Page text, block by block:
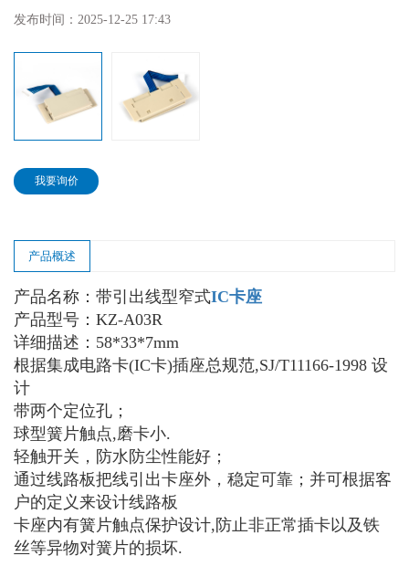
发布时间： 2025-12-25 17:43
我要询价
产品概述
产品名称：带引出线型窄式IC卡座
产品型号：KZ-A03R
详细描述：58*33*7mm
根据集成电路卡(IC卡)插座总规范,SJ/T11166-1998 设
计
带两个定位孔；
球型簧片触点,磨卡小.
轻触开关，防水防尘性能好；
通过线路板把线引出卡座外，稳定可靠；并可根据客
户的定义来设计线路板
卡座内有簧片触点保护设计,防止非正常插卡以及铁
丝等异物对簧片的损坏.